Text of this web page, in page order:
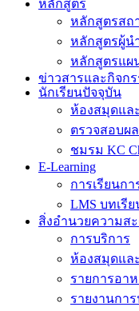
หลักสูตร
หลักสูตรสถ
หลักสูตรผู้น
หลักสูตรแผ
ข่าวสารและกิจกร
นักเรียนปัจจุบัน
ห้องสมุดแล
ตรวจสอบผ
ชมรม KC
E-Learning
การเรียนก
LMS บทเรี
สิ่งอำนวยความส
การบริการ
ห้องสมุดแล
รายการอา
รายงานกา